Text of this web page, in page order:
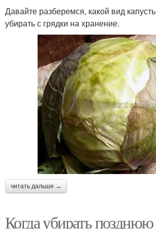
Давайте разберемся, какой вид
убирать с грядки на хранение.
читать дальше →
Когда убирать позднюю